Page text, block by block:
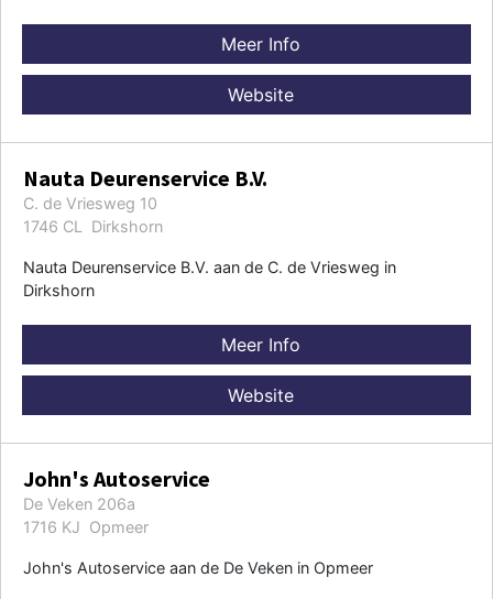
Meer Info
Website
Nauta Deurenservice B.V.
C. de Vriesweg 10
1746 CL Dirkshorn
Nauta Deurenservice B.V. aan de C. de Vriesweg in
Dirkshorn
Meer Info
Website
John's Autoservice
De Veken 206a
1716 KJ Opmeer
John's Autoservice aan de De Veken in Opmeer